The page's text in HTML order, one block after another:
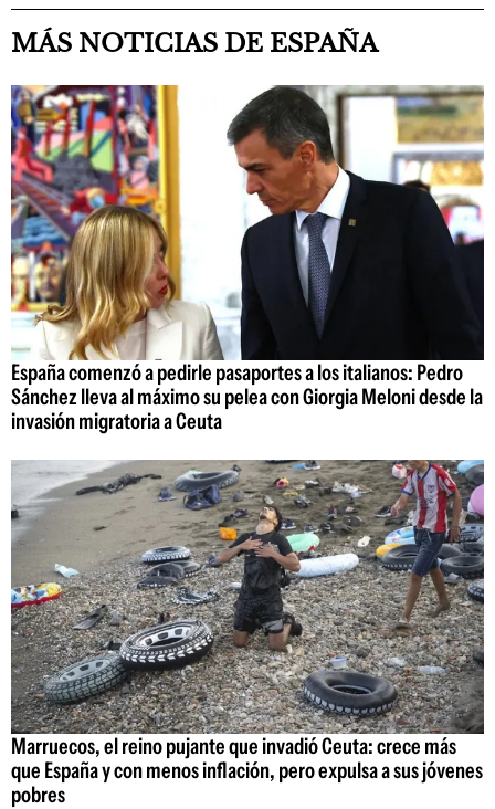
MÁS NOTICIAS DE ESPAÑA
España comenzó a pedirle pasaportes a los italianos: Pedro
Sánchez lleva al máximo su pelea con Giorgia Meloni desde la
invasión migratoria a Ceuta
Marruecos, el reino pujante que invadió Ceuta: crece más
que España y con menos inflación, pero expulsa a sus jóvenes
pobres